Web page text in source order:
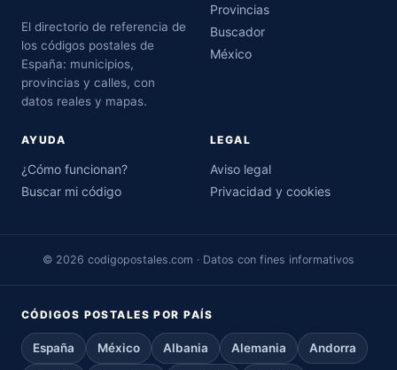
El directorio de referencia de
los códigos postales de
España: municipios,
provincias y calles, con
datos reales y mapas.
Provincias
Buscador
México
AYUDA
¿Cómo funcionan?
Buscar mi código
LEGAL
Aviso legal
Privacidad y cookies
© 2026 codigopostales.com · Datos con fines informativos
CÓDIGOS POSTALES POR PAÍS
España México Albania Alemania Andorra